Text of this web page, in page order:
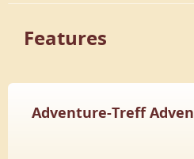
Features
Adventure-Treff